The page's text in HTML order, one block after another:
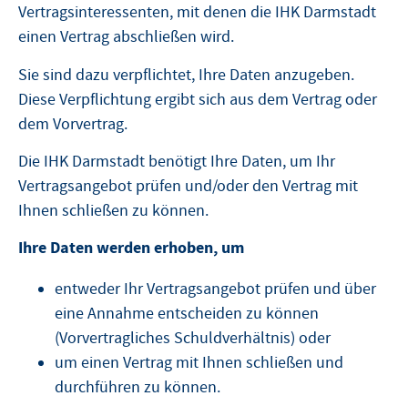
Vertragsinteressenten, mit denen die IHK Darmstadt
einen Vertrag abschließen wird.
Sie sind dazu verpflichtet, Ihre Daten anzugeben.
Diese Verpflichtung ergibt sich aus dem Vertrag oder
dem Vorvertrag.
Die IHK Darmstadt benötigt Ihre Daten, um Ihr
Vertragsangebot prüfen und/oder den Vertrag mit
Ihnen schließen zu können.
Ihre Daten werden erhoben, um
entweder Ihr Vertragsangebot prüfen und über
eine Annahme entscheiden zu können
(Vorvertragliches Schuldverhältnis) oder
um einen Vertrag mit Ihnen schließen und
durchführen zu können.